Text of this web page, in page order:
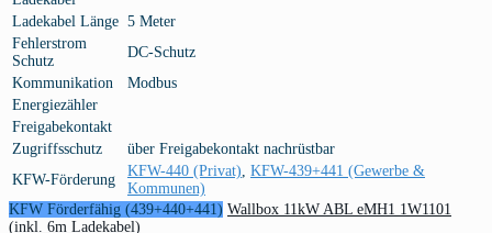
Ladekabel Länge 5 Meter
Fehlerstrom
Schutz
DC-Schutz
Kommunikation
Modbus
Energiezähler
Freigabekontakt
Zugriffsschutz
über Freigabekontakt nachrüstbar
KFW-Förderung
KFW-440 (Privat) KFW-439+441 (Gewerbe &
Kommunen)
KFW Förderfähig (439+440+441) Wallbox 11kW ABL eMH1 1W1101
(inkl. 6m Ladekabel)